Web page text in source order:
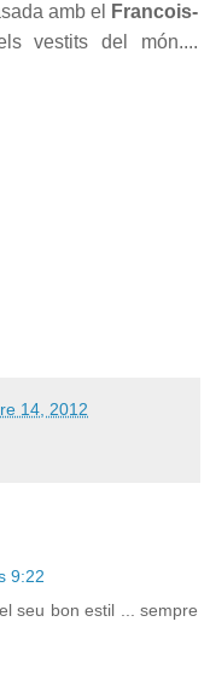
amb el
Francois-
vestits del món....
14, 2012
9:22
seu bon estil ... sempre